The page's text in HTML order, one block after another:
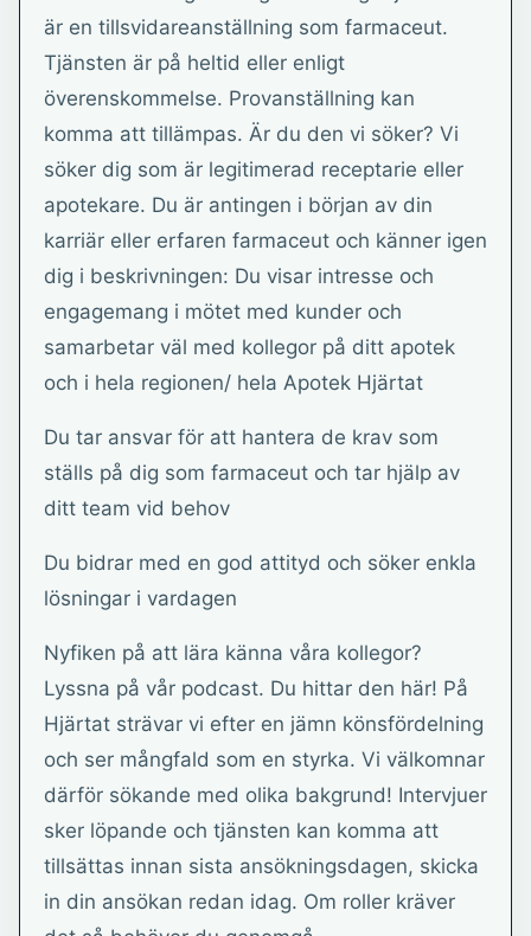
är en tillsvidareanställning som farmaceut.
Tjänsten är på heltid eller enligt
överenskommelse. Provanställning kan
komma att tillämpas. Är du den vi söker? Vi
söker dig som är legitimerad receptarie eller
apotekare. Du är antingen i början av din
karriär eller erfaren farmaceut och känner igen
dig i beskrivningen: Du visar intresse och
engagemang i mötet med kunder och
samarbetar väl med kollegor på ditt apotek
och i hela regionen/ hela Apotek Hjärtat
Du tar ansvar för att hantera de krav som
ställs på dig som farmaceut och tar hjälp av
ditt team vid behov
Du bidrar med en god attityd och söker enkla
lösningar i vardagen
Nyfiken på att lära känna våra kollegor?
Lyssna på vår podcast. Du hittar den här! På
Hjärtat strävar vi efter en jämn könsfördelning
och ser mångfald som en styrka. Vi välkomnar
därför sökande med olika bakgrund! Intervjuer
sker löpande och tjänsten kan komma att
tillsättas innan sista ansökningsdagen, skicka
in din ansökan redan idag. Om roller kräver